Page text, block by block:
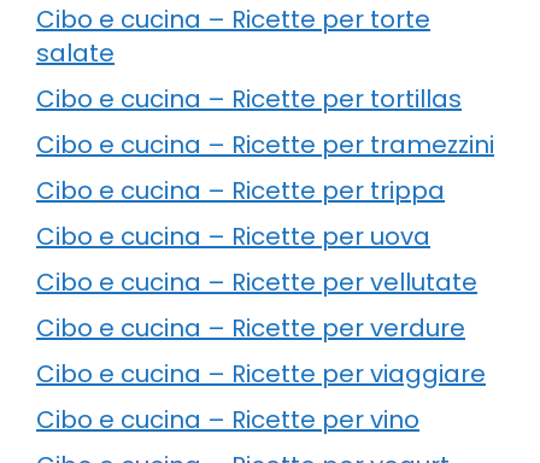
Cibo e cucina – Ricette per torte
salate
Cibo e cucina – Ricette per tortillas
Cibo e cucina – Ricette per tramezzini
Cibo e cucina – Ricette per trippa
Cibo e cucina – Ricette per uova
Cibo e cucina – Ricette per vellutate
Cibo e cucina – Ricette per verdure
Cibo e cucina – Ricette per viaggiare
Cibo e cucina – Ricette per vino